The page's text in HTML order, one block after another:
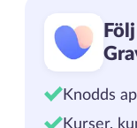
Knodds
Kurser,